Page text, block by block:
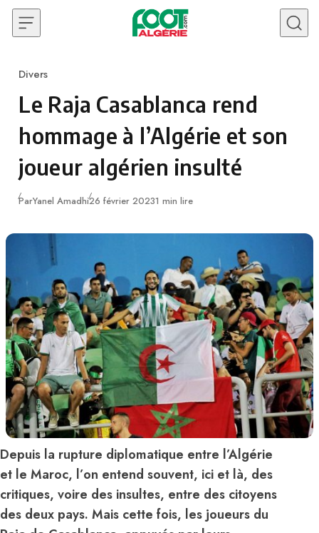
Skip to content
Category
Divers
Le Raja Casablanca rend
hommage à l’Algérie et son
joueur algérien insulté
ParYanel AmadhiPublié
26 février 20231 min lire
Depuis la rupture diplomatique entre l’Algérie
et le Maroc, l’on entend souvent, ici et là, des
critiques, voire des insultes, entre des citoyens
des deux pays. Mais cette fois, les joueurs du